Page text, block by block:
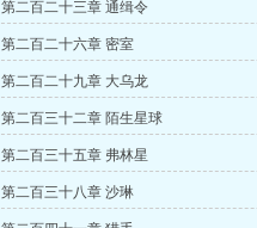
第二百二十三章 通缉令
第二百二十六章 密室
第二百二十九章 大乌龙
第二百三十二章 陌生星球
第二百三十五章 弗林星
第二百三十八章 沙琳